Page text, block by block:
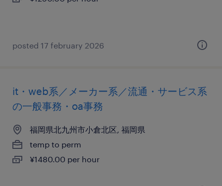
posted 17 february 2026
it・web系／メーカー系／流通・サービス系
の一般事務・oa事務
福岡県北九州市小倉北区, 福岡県
temp to perm
¥1480.00 per hour